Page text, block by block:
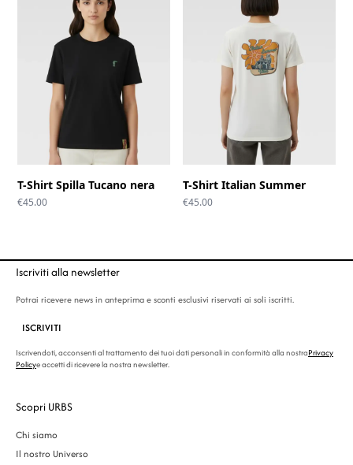
T-Shirt Spilla Tucano nera
€45.00
T-Shirt Italian Summer
€45.00
Iscriviti alla newsletter
Potrai ricevere news in anteprima e sconti esclusivi riservati ai soli iscritti.
ISCRIVITI
Iscrivendoti, acconsenti al trattamento dei tuoi dati personali in conformità alla nostraPrivacy
Policye accetti di ricevere la nostra newsletter.
Scopri URBS
Chi siamo
Il nostro Universo